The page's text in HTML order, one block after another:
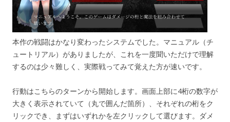
本作の戦闘はかなり変わったシステムでした。マニュアル（チ
ュートリアル）がありましたが、これを一度聞いただけで理解
するのは少々難しく、実際戦ってみて覚えた方が速いです。
行動はこちらのターンから開始します。画面上部に4桁の数字が
大きく表示されていて（丸で囲んだ箇所）、それぞれの桁をク
リックでき、まずはいずれかを左クリックして選びます。ダメ